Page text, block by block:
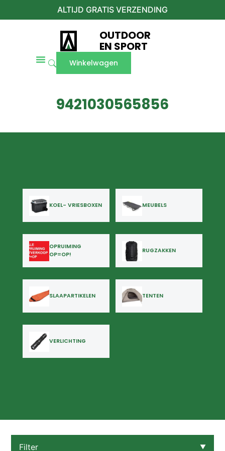
ALTIJD GRATIS VERZENDING
OUTDOOR
EN SPORT
Winkelwagen
9421030565856
KOEL- VRIESBOXEN MEUBELS
OPRUIMING
OP=OP!
RUGZAKKEN
SLAAPARTIKELEN TENTEN
VERLICHTING
Filter ▼